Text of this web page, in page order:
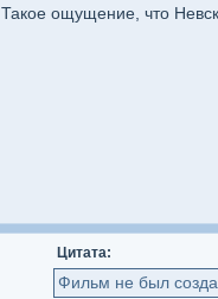
Такое ощущение, что
Цитата:
Фильм не был